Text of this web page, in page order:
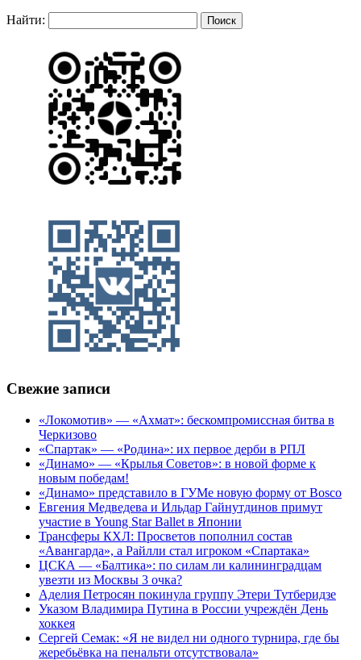
Найти:
Свежие записи
«Локомотив» — «Ахмат»: бескомпромиссная битва в
Черкизово
«Спартак» — «Родина»: их первое дерби в РПЛ
«Динамо» — «Крылья Советов»: в новой форме к
новым победам!
«Динамо» представило в ГУМе новую форму от Bosco
Евгения Медведева и Ильдар Гайнутдинов примут
участие в Young Star Ballet в Японии
Трансферы КХЛ: Просветов пополнил состав
«Авангарда», а Райлли стал игроком «Спартака»
ЦСКА — «Балтика»: по силам ли калининградцам
увезти из Москвы 3 очка?
Аделия Петросян покинула группу Этери Тутберидзе
Указом Владимира Путина в России учреждён День
хоккея
Сергей Семак: «Я не видел ни одного турнира, где бы
жеребьёвка на пенальти отсутствовала»